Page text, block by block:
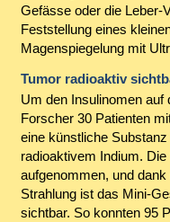
Gefässe oder die Leber-
Feststellung eines
Magenspiegelung mit
Tumor radioaktiv
Um den Insulinomen
Forscher 30 Patienten
eine künstliche
radioaktivem Indium.
aufgenommen, und
Strahlung ist das Mini-
sichtbar. So konnten 95